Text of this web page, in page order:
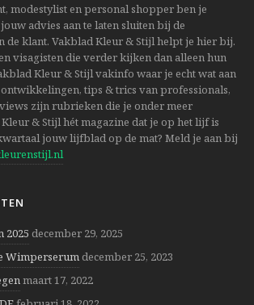
modestylist en personal shopper ben je
advies aan te laten sluiten bij de
de klant. Vakblad Kleur & Stijl helpt je hier bij.
visagisten die verder kijken dan alleen hun
Kleur & Stijl vakinfo waar je echt wat aan
tips & trics van professionals,
zijn rubrieken die je onder meer
& Stijl hét magazine dat je op het lijf is
jouw lijfblad op de mat? Meld je aan bij
2025 december 29, 2025
Wimperserum december 25, 2023
maart 17, 2022